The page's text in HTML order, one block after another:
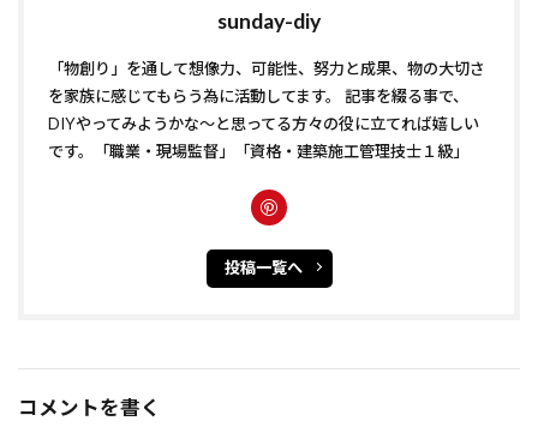
sunday-diy
「物創り」を通して想像力、可能性、努力と成果、物の大切さ
を家族に感じてもらう為に活動してます。 記事を綴る事で、
DIYやってみようかな〜と思ってる方々の役に立てれば嬉しい
です。「職業・現場監督」「資格・建築施工管理技士１級」
投稿一覧へ
コメントを書く